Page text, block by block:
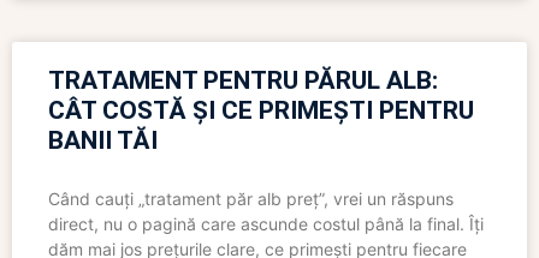
TRATAMENT PENTRU PĂRUL ALB:
CÂT COSTĂ ȘI CE PRIMEȘTI PENTRU
BANII TĂI
Când cauți „tratament păr alb preț”, vrei un răspuns
direct, nu o pagină care ascunde costul până la final. Îți
dăm mai jos prețurile clare, ce primești pentru fiecare